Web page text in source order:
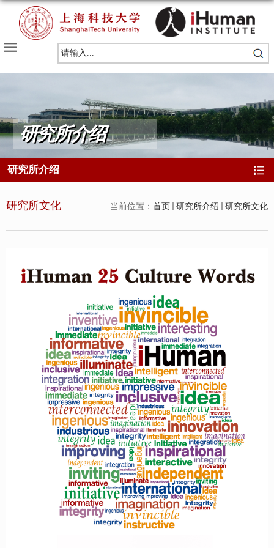
研究所介绍
研究所介绍
当前位置： 首页 研究所介绍 研究所文化
研究所文化